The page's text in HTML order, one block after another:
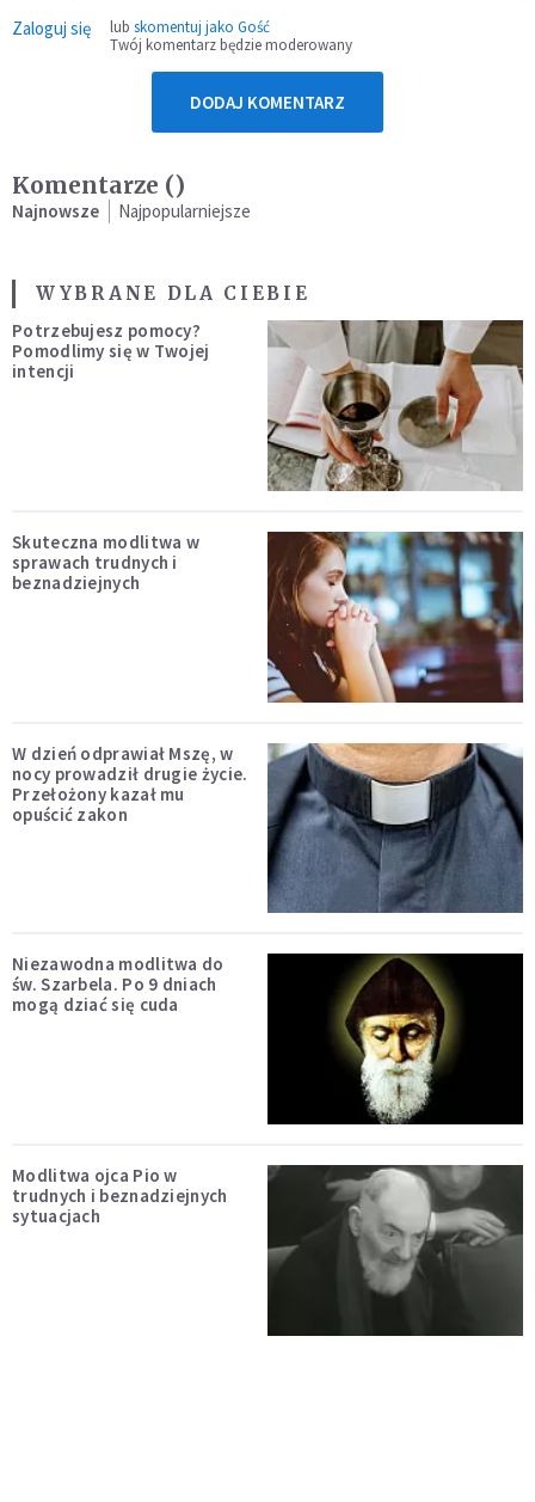
Zaloguj się lub skomentuj jako Gość
Twój komentarz będzie moderowany
DODAJ KOMENTARZ
Komentarze ()
Najnowsze Najpopularniejsze
WYBRANE DLA CIEBIE
Potrzebujesz pomocy?
Pomodlimy się w Twojej
intencji
Skuteczna modlitwa w
sprawach trudnych i
beznadziejnych
W dzień odprawiał Mszę, w
nocy prowadził drugie życie.
Przełożony kazał mu
opuścić zakon
Niezawodna modlitwa do
św. Szarbela. Po 9 dniach
mogą dziać się cuda
Modlitwa ojca Pio w
trudnych i beznadziejnych
sytuacjach